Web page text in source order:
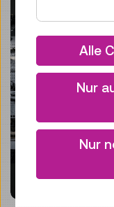
Alle
Nur
Nur